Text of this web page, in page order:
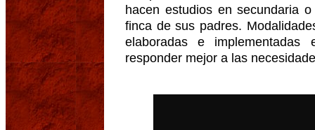
hacen estudios en secundaria
finca de sus padres.
elaboradas e
responder mejor a las